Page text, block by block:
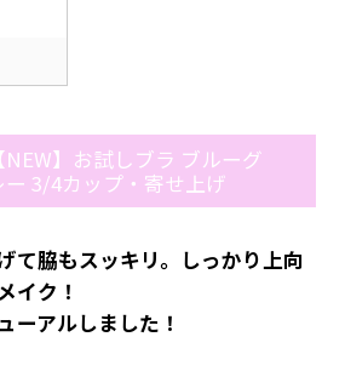
【NEW】お試しブラ ブルーグ
ー 3/4カップ・寄せ上げ
て脇もスッキリ。しっかり上向
イク！
ーアルしました！